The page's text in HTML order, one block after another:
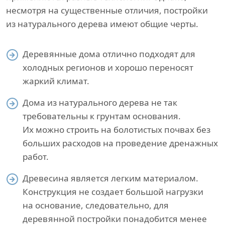
несмотря на существенные отличия, постройки
из натурального дерева имеют общие черты.
Деревянные дома отлично подходят для
холодных регионов и хорошо переносят
жаркий климат.
Дома из натурального дерева не так
требовательны к грунтам основания.
Их можно строить на болотистых почвах без
больших расходов на проведение дренажных
работ.
Древесина является легким материалом.
Конструкция не создает большой нагрузки
на основание, следовательно, для
деревянной постройки понадобится менее